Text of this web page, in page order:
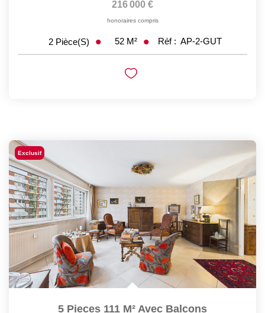
216 000 €
honoraires compris
2 Pièce(s) 52 M² Réf : AP-2-GUT
Exclusif
5 Pieces 111 M² Avec Balcons